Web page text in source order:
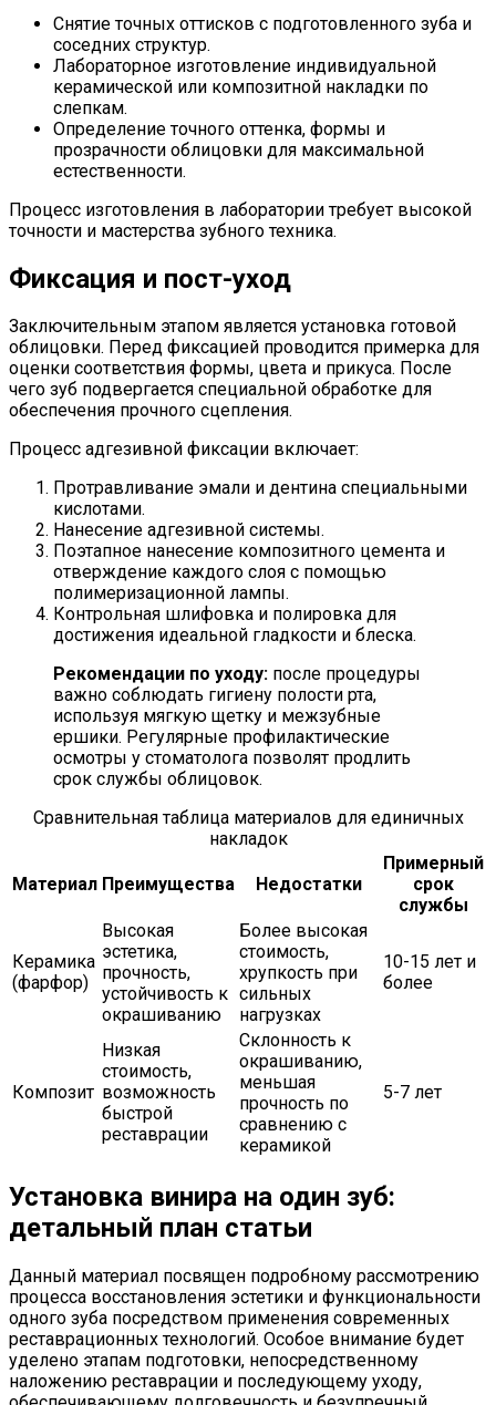
Снятие точных оттисков с подготовленного зуба и
соседних структур.
Лабораторное изготовление индивидуальной
керамической или композитной накладки по
слепкам.
Определение точного оттенка, формы и
прозрачности облицовки для максимальной
естественности.
Процесс изготовления в лаборатории требует высокой
точности и мастерства зубного техника.
Фиксация и пост-уход
Заключительным этапом является установка готовой
облицовки. Перед фиксацией проводится примерка для
оценки соответствия формы, цвета и прикуса. После
чего зуб подвергается специальной обработке для
обеспечения прочного сцепления.
Процесс адгезивной фиксации включает:
Протравливание эмали и дентина специальными
кислотами.
Нанесение адгезивной системы.
Поэтапное нанесение композитного цемента и
отверждение каждого слоя с помощью
полимеризационной лампы.
Контрольная шлифовка и полировка для
достижения идеальной гладкости и блеска.
Рекомендации по уходу: после процедуры
важно соблюдать гигиену полости рта,
используя мягкую щетку и межзубные
ершики. Регулярные профилактические
осмотры у стоматолога позволят продлить
срок службы облицовок.
Сравнительная таблица материалов для единичных
накладок
Материал Преимущества Недостатки
Примерный
срок
службы
Керамика
(фарфор)
Высокая
эстетика,
прочность,
устойчивость к
окрашиванию
Более высокая
стоимость,
хрупкость при
сильных
нагрузках
10-15 лет и
более
Композит
Низкая
стоимость,
возможность
быстрой
реставрации
Склонность к
окрашиванию,
меньшая
прочность по
сравнению с
керамикой
5-7 лет
Установка винира на один зуб:
детальный план статьи
Данный материал посвящен подробному рассмотрению
процесса восстановления эстетики и функциональности
одного зуба посредством применения современных
реставрационных технологий. Особое внимание будет
уделено этапам подготовки, непосредственному
наложению реставрации и последующему уходу,